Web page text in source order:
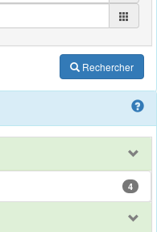
Rechercher
4